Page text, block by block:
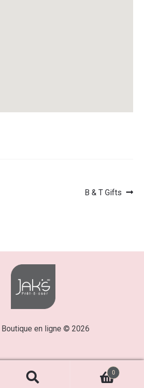
Article
B & T Gifts
en ligne © 2026
0